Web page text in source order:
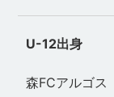
U-12出身
森FCアルゴス